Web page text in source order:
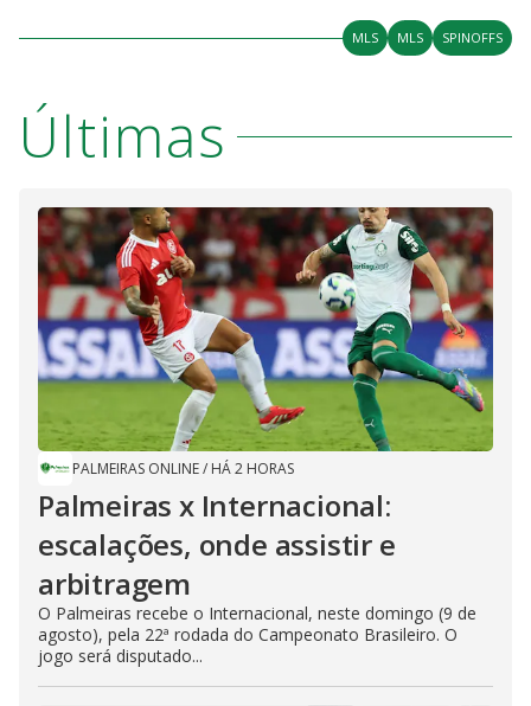
MLS MLS SPINOFFS
Últimas
PALMEIRAS ONLINE/ HÁ 2 HORAS
Palmeiras x Internacional:
escalações, onde assistir e
arbitragem
O Palmeiras recebe o Internacional, neste domingo (9 de
agosto), pela 22ª rodada do Campeonato Brasileiro. O
jogo será disputado...